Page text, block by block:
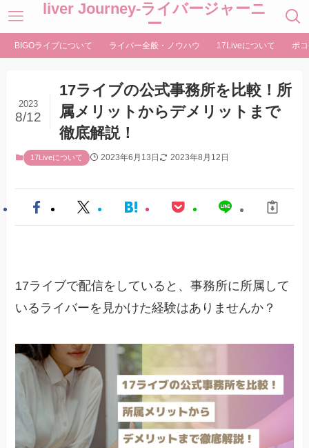
liver Journey-ライバージャーニ
ー
BIGOライブについて ライバー全般・ノウハウ 17Liveについて ポ
17ライブの公式事務所を比較！所
属メリットからデメリットまで
徹底解説！
2023
8/12
17Liveについて 2023年6月13日 2023年8月12日
17ライブで配信をしていると、事務所に所属して
いるライバーを見かけた経験はありませんか？